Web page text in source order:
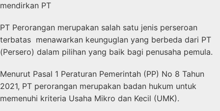
mendirkan PT
PT Perorangan merupakan salah satu jenis perseroan
terbatas menawarkan keunguglan yang berbeda dari PT
(Persero) dalam pilihan yang baik bagi penusaha pemula.
Menurut Pasal 1 Peraturan Pemerintah (PP) No 8 Tahun
2021, PT perorangan merupakan badan hukum untuk
memenuhi kriteria Usaha Mikro dan Kecil (UMK).